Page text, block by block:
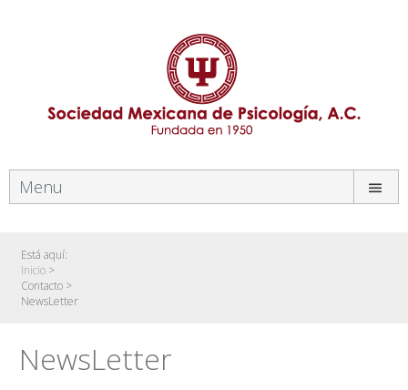
Menu
Está aquí:
Inicio >
Contacto >
NewsLetter
NewsLetter